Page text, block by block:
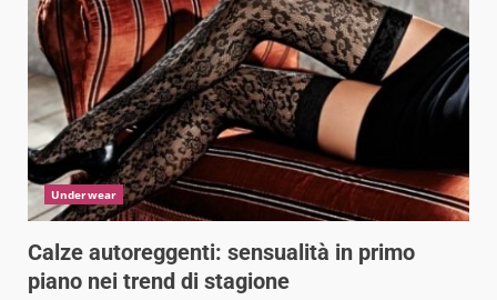
Underwear
Calze autoreggenti: sensualità in primo
piano nei trend di stagione